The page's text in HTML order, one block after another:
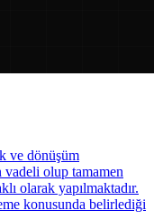
ve dönüşüm
vadeli olup tamamen
olarak yapılmaktadır.
konusunda belirlediği